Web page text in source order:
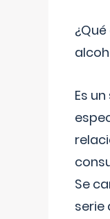
Es
Se
serie